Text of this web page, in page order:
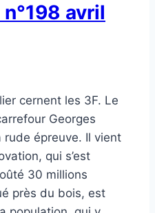
avril
cernent les 3F. Le
Georges
rude épreuve. Il vient
qui s’est
30 millions
près du bois, est